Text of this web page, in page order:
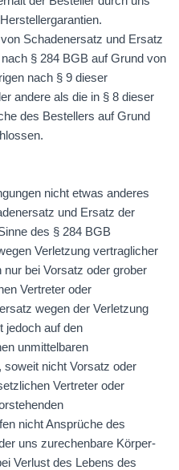
Schadenersatz und Ersatz
§ 284 BGB auf Grund von
nach § 9 dieser
andere als die in § 8 dieser
des Bestellers auf Grund
nicht etwas anderes
und Ersatz der
des § 284 BGB
Verletzung vertraglicher
bei Vorsatz oder grober
Vertreter oder
wegen der Verletzung
jedoch auf den
unmittelbaren
nicht Vorsatz oder
Vertreter oder
nicht Ansprüche des
uns zurechenbare Körper-
Verlust des Lebens des